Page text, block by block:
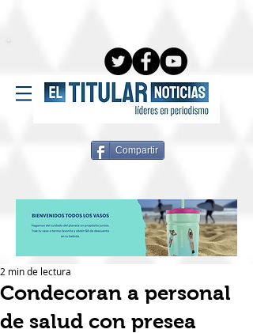
Compartir
Condecoran a personal
de salud con presea
2 min de lectura